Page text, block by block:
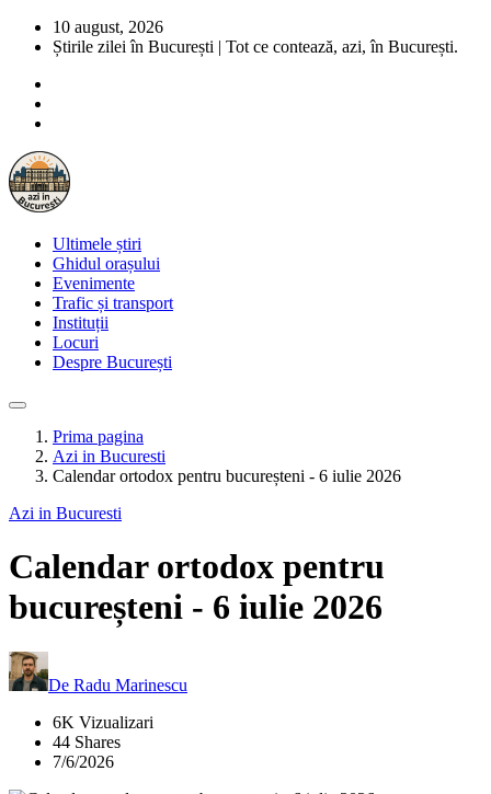
10 august, 2026
Știrile zilei în București | Tot ce contează, azi, în București.
Ultimele știri
Ghidul orașului
Evenimente
Trafic și transport
Instituții
Locuri
Despre București
Prima pagina
Azi in Bucuresti
Calendar ortodox pentru bucureșteni - 6 iulie 2026
Azi in Bucuresti
Calendar ortodox pentru
bucureșteni - 6 iulie 2026
De Radu Marinescu
6K Vizualizari
44 Shares
7/6/2026